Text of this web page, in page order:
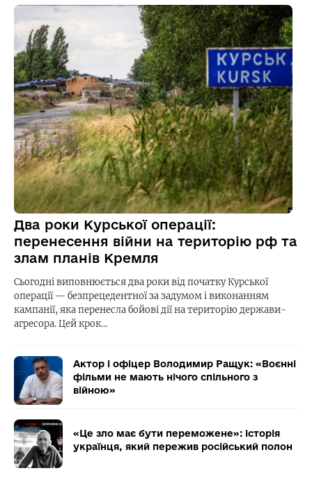
Два роки Курської операції:
перенесення війни на територію рф та
злам планів Кремля
Сьогодні виповнюється два роки від початку Курської
операції — безпрецедентної за задумом і виконанням
кампанії, яка перенесла бойові дії на територію держави-
агресора. Цей крок…
Актор і офіцер Володимир Ращук: «Воєнні
фільми не мають нічого спільного з
війною»
«Це зло має бути переможене»: історія
українця, який пережив російський полон